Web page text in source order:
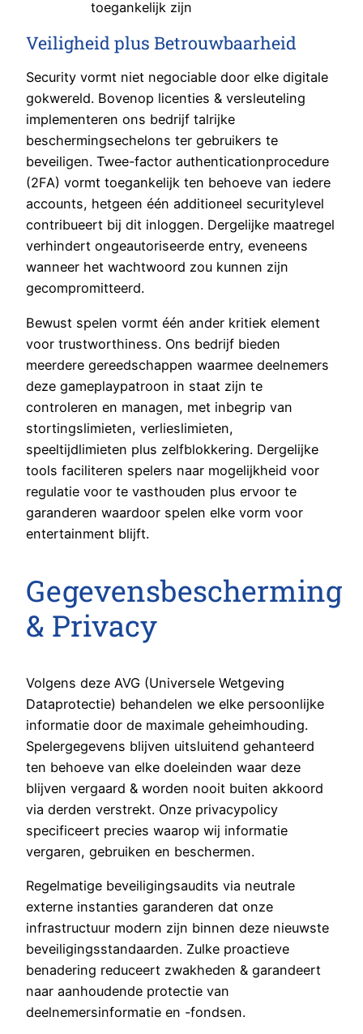
toegankelijk zijn
Veiligheid plus Betrouwbaarheid
Security vormt niet negociable door elke digitale
gokwereld. Bovenop licenties & versleuteling
implementeren ons bedrijf talrijke
beschermingsechelons ter gebruikers te
beveiligen. Twee-factor authenticationprocedure
(2FA) vormt toegankelijk ten behoeve van iedere
accounts, hetgeen één additioneel securitylevel
contribueert bij dit inloggen. Dergelijke maatregel
verhindert ongeautoriseerde entry, eveneens
wanneer het wachtwoord zou kunnen zijn
gecompromitteerd.
Bewust spelen vormt één ander kritiek element
voor trustworthiness. Ons bedrijf bieden
meerdere gereedschappen waarmee deelnemers
deze gameplaypatroon in staat zijn te
controleren en managen, met inbegrip van
stortingslimieten, verlieslimieten,
speeltijdlimieten plus zelfblokkering. Dergelijke
tools faciliteren spelers naar mogelijkheid voor
regulatie voor te vasthouden plus ervoor te
garanderen waardoor spelen elke vorm voor
entertainment blijft.
Gegevensbescherming
& Privacy
Volgens deze AVG (Universele Wetgeving
Dataprotectie) behandelen we elke persoonlijke
informatie door de maximale geheimhouding.
Spelergegevens blijven uitsluitend gehanteerd
ten behoeve van elke doeleinden waar deze
blijven vergaard & worden nooit buiten akkoord
via derden verstrekt. Onze privacypolicy
specificeert precies waarop wij informatie
vergaren, gebruiken en beschermen.
Regelmatige beveiligingsaudits via neutrale
externe instanties garanderen dat onze
infrastructuur modern zijn binnen deze nieuwste
beveiligingsstandaarden. Zulke proactieve
benadering reduceert zwakheden & garandeert
naar aanhoudende protectie van
deelnemersinformatie en -fondsen.